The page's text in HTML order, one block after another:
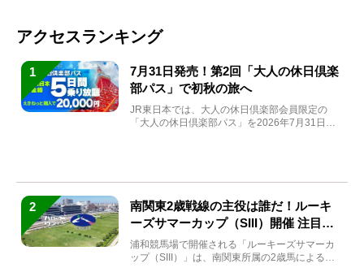
アクセスランキング
1
7月31日発売！第2回「大人の休日倶楽
部パス」で初秋の旅へ
JR東日本では、大人の休日倶楽部会員限定の
「大人の休日倶楽部パス」を2026年7月31日
2
南関東2歳戦線の主役は誰だ！ルーキ
ーズサマーカップ（SIII）開催 注目馬
と見どころをチェック
浦和競馬場で開催される「ルーキーズサマーカ
ップ（SIII）」は、南関東所属の2歳馬による注